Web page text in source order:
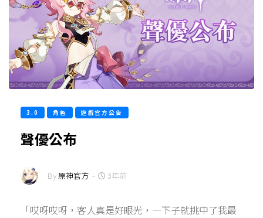
3.0 角色 遊戲官方公告
聲優公布
By原神官方 - 3年前
「哎呀哎呀，客人真是好眼光，一下子就挑中了我最